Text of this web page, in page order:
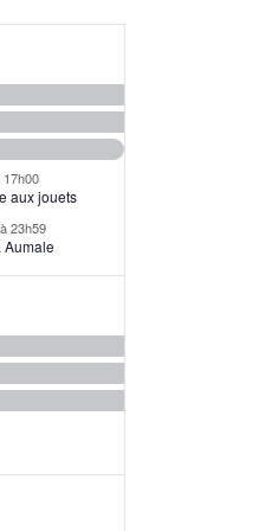
17h00
aux jouets
à23h59
Aumale